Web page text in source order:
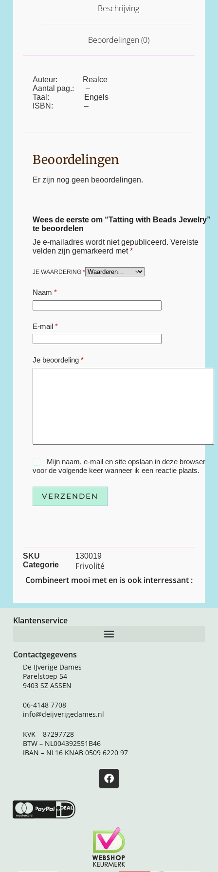
Beschrijving
Beoordelingen (0)
Auteur: Realce
Aantal pag.: –
Taal: Engels
ISBN: –
Beoordelingen
Er zijn nog geen beoordelingen.
Wees de eerste om “Tatting with Beads Jewelry”
te beoordelen
Je e-mailadres wordt niet gepubliceerd. Vereiste
velden zijn gemarkeerd met*
JE WAARDERING *
Naam *
E-mail*
Je beoordeling *
Mijn naam, e-mail en site opslaan in deze browser
voor de volgende keer wanneer ik een reactie plaats.
VERZENDEN
SKU
130019
Categorie
Frivolité
Combineert mooi met en is ook interressant :
Klantenservice
Contactgegevens
De IJverige Dames
Parelstoep 54
9403 SZ ASSEN
06-4148 7708
info@deijverigedames.nl
KVK – 87297728
BTW – NL004392551B46
IBAN – NL16 KNAB 0509 6220 97